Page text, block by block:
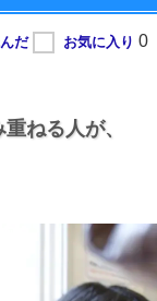
ねる人が、